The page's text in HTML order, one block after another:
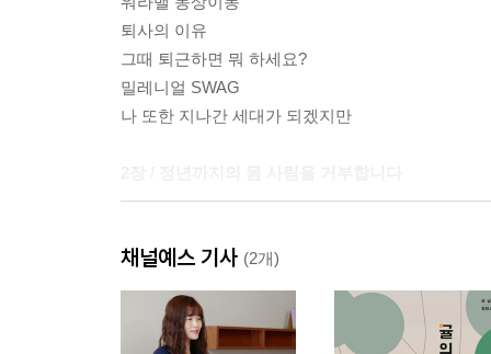
퇴사의 이유
그때 퇴근하면 뭐 하세요?
밀레니얼 SWAG
나 또한 지나간 세대가 되겠지만
교생의 추억
임용시험 두 번 합격의 비밀
신규를 길들이는 방법
승진을 할까 말까
채널예스 기사 (2개)